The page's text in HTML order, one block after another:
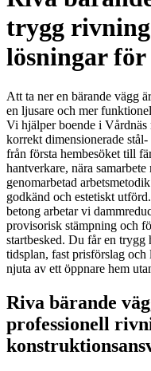
trygg
lösningar för
Att ta ner en bärande vägg
en ljusare och mer
Vi hjälper boende i Vårdnäs
korrekt dimensionerade
från första hembesöket till
hantverkare, nära
genomarbetad
godkänd och estetiskt
betong arbetar vi
provisorisk stämpning och
startbesked. Du får en
tidsplan, fast prisförslag
njuta av ett öppnare hem
Riva bärande
professionell